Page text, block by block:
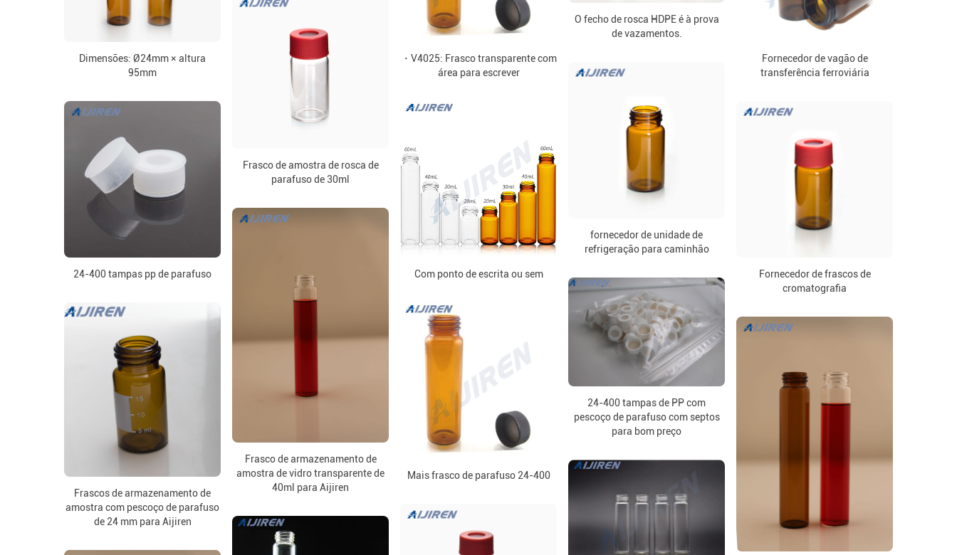
Dimensões: Ø24mm × altura
95mm
・V4025: Frasco transparente com
área para escrever
O fecho de rosca HDPE é à prova
de vazamentos.
Fornecedor de vagão de
transferência ferroviária
Frasco de amostra de rosca de
parafuso de 30ml
fornecedor de unidade de
refrigeração para caminhão
24-400 tampas pp de parafuso Com ponto de escrita ou sem
Fornecedor de frascos de
cromatografia
Frasco de armazenamento de
amostra de vidro transparente de
40ml para Aijiren
24-400 tampas de PP com
pescoço de parafuso com septos
para bom preço
Frascos de armazenamento de
amostra com pescoço de parafuso
de 24 mm para Aijiren
Mais frasco de parafuso 24-400